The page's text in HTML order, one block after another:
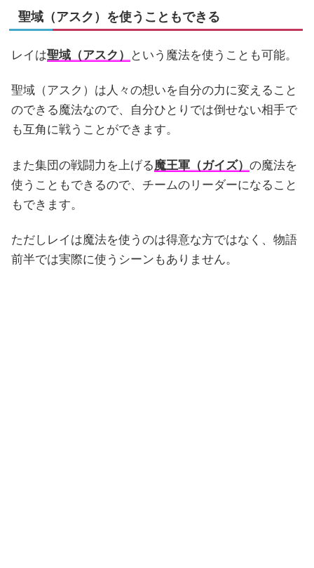
聖域（アスク）を使うこともできる
レイは聖域（アスク） という魔法を使うことも可能。
聖域（アスク）は人々の想いを自分の力に変えること
のできる魔法なので、自分ひとりでは倒せない相手で
も互角に戦うことができます。
また集団の戦闘力を上げる魔王軍（ガイズ） の魔法を
使うこともできるので、チームのリーダーになること
もできます。
ただしレイは魔法を使うのは得意な方ではなく、物語
前半では実際に使うシーンもありません。